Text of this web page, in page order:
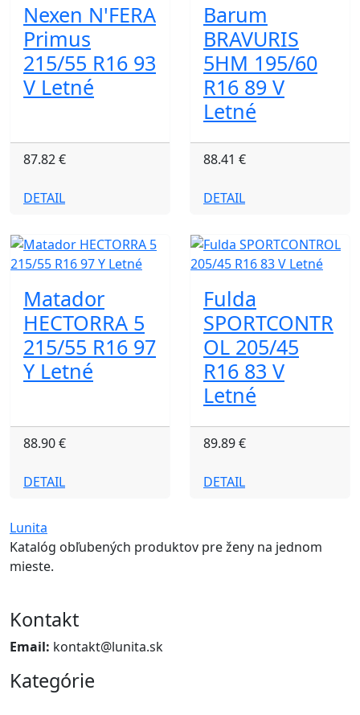
Nexen N'FERA
Primus
215/55 R16 93
V Letné
87.82 €
DETAIL
Barum
BRAVURIS
5HM 195/60
R16 89 V
Letné
88.41 €
DETAIL
Matador
HECTORRA 5
215/55 R16 97
Y Letné
88.90 €
DETAIL
Fulda
SPORTCONTR
OL 205/45
R16 83 V
Letné
89.89 €
DETAIL
Lunita
Katalóg obľubených produktov pre ženy na jednom
mieste.
Kontakt
Email: kontakt@lunita.sk
Kategórie